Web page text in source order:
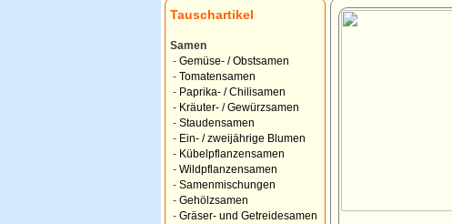
Tauschartikel
Samen
- Gemüse- / Obstsamen
- Tomatensamen
- Paprika- / Chilisamen
- Kräuter- / Gewürzsamen
- Staudensamen
- Ein- / zweijährige Blumen
- Kübelpflanzensamen
- Wildpflanzensamen
- Samenmischungen
- Gehölzsamen
- Gräser- und Getreidesamen